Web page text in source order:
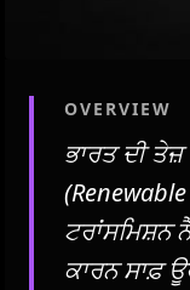
OVERVIEW
ਭਾਰਤ ਦੀ
ਟਰਾਂਸਮਿਸ਼ਨ
ਕਾਰਨ ਸਾਫ਼